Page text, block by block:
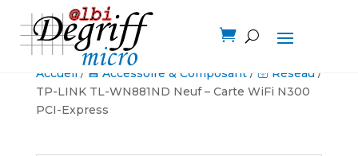

Accueil/ 💾 Accessoire & Composant/ 🛜 Réseau /
TP-LINK TL-WN881ND Neuf – Carte WiFi N300
PCI-Express